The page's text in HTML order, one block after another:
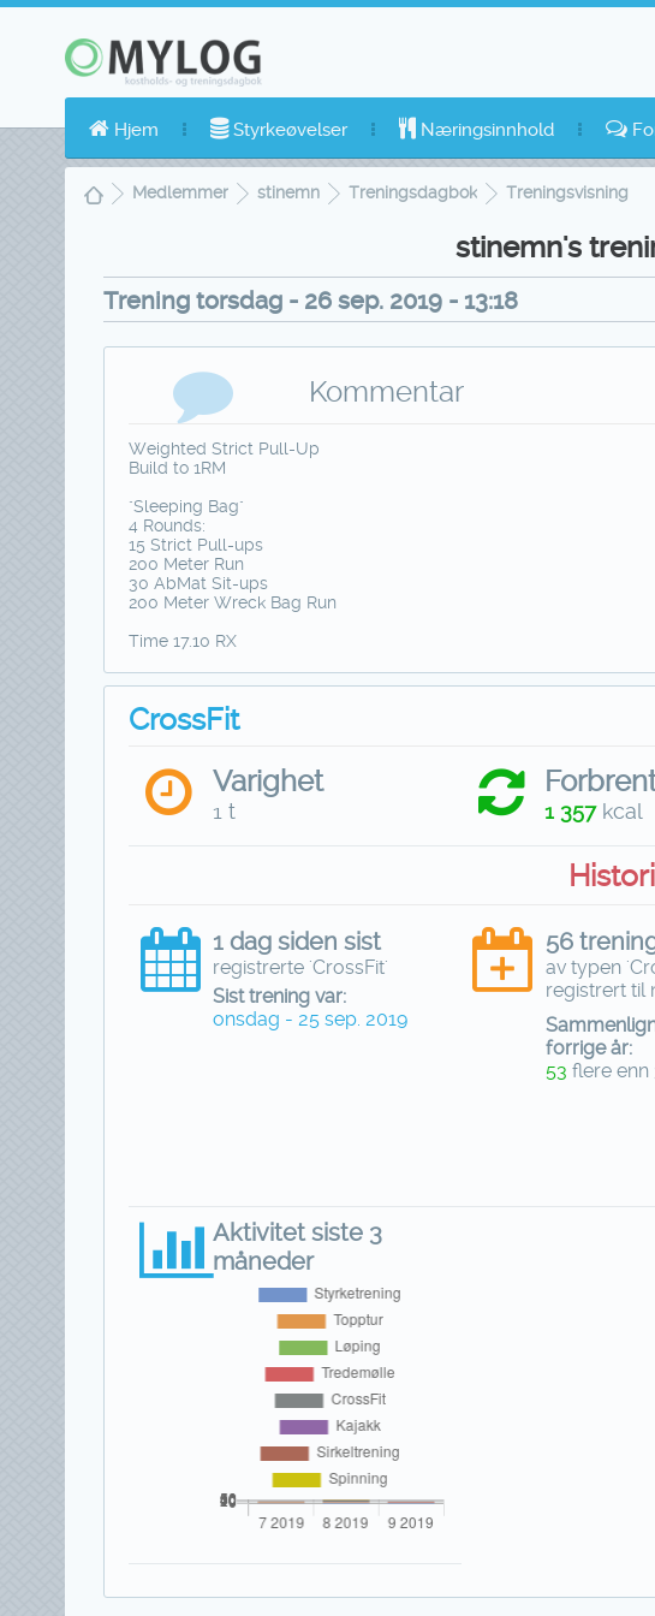
Hjem Styrkeøvelser Næringsinnhold
Medlemmer stinemn Treningsdagbok Treningsvisning
stinemn's
Trening torsdag - 26 sep. 2019 - 13:18
Kommentar
Weighted Strict Pull-Up
Build to 1RM
"Sleeping Bag"
4 Rounds:
15 Strict Pull-ups
200 Meter Run
30 AbMat Sit-ups
200 Meter Wreck Bag Run
Time 17.10 RX
CrossFit
Varighet
1 t 1 357kcal
1 dag siden sist
registrerte 'CrossFit'
Sist trening var:
onsdag - 25 sep. 2019
56
av typen
registrert til
forrige år:
53 flere
Aktivitet siste 3
måneder